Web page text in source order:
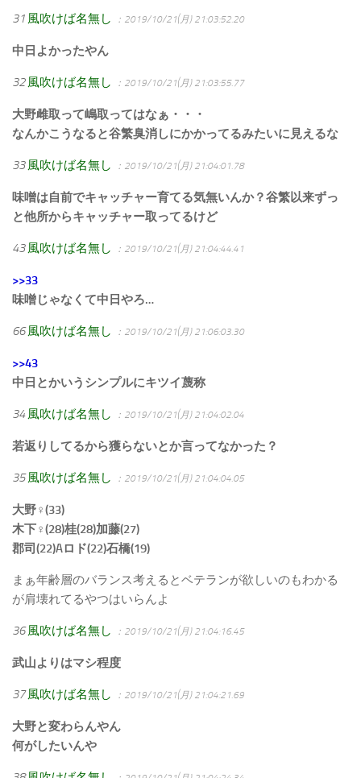
31 風吹けば名無し ：2019/10/21(月) 21:03:52.20
中日よかったやん
32 風吹けば名無し ：2019/10/21(月) 21:03:55.77
大野雌取って嶋取ってはなぁ・・・
なんかこうなると谷繁臭消しにかかってるみたいに見えるな
33 風吹けば名無し ：2019/10/21(月) 21:04:01.78
味噌は自前でキャッチャー育てる気無いんか？谷繁以来ずっ
と他所からキャッチャー取ってるけど
43 風吹けば名無し ：2019/10/21(月) 21:04:44.41
>>33
味噌じゃなくて中日やろ…
66 風吹けば名無し ：2019/10/21(月) 21:06:03.30
>>43
中日とかいうシンプルにキツイ蔑称
34 風吹けば名無し ：2019/10/21(月) 21:04:02.04
若返りしてるから獲らないとか言ってなかった？
35 風吹けば名無し ：2019/10/21(月) 21:04:04.05
大野♀(33)
木下♀(28)桂(28)加藤(27)
郡司(22)Aロド(22)石橋(19)
まぁ年齢層のバランス考えるとベテランが欲しいのもわかる
が肩壊れてるやつはいらんよ
36 風吹けば名無し ：2019/10/21(月) 21:04:16.45
武山よりはマシ程度
37 風吹けば名無し ：2019/10/21(月) 21:04:21.69
大野と変わらんやん
何がしたいんや